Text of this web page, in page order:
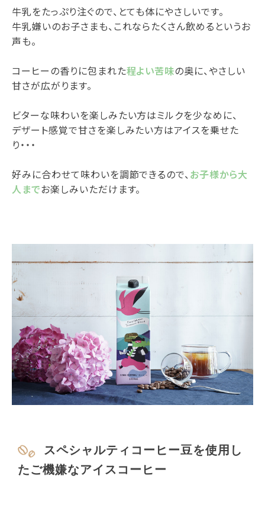
牛乳をたっぷり注ぐので、とても体にやさしいです。
牛乳嫌いのお子さまも、これならたくさん飲めるというお
声も。
コーヒーの香りに包まれた程よい苦味の奥に、やさしい
甘さが広がります。
ビターな味わいを楽しみたい方はミルクを少なめに、
デザート感覚で甘さを楽しみたい方はアイスを乗せた
り・・・
好みに合わせて味わいを調節できるので、お子様から大
人までお楽しみいただけます。
スペシャルティコーヒー豆を使用し
たご機嫌なアイスコーヒー